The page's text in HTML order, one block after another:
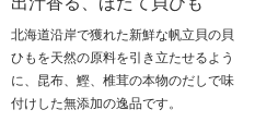
北海道沿岸で獲れた新鮮な帆立貝の貝
ひもを天然の原料を引き立たせるよう
に、昆布、鰹、椎茸の本物のだしで味
付けした無添加の逸品です。